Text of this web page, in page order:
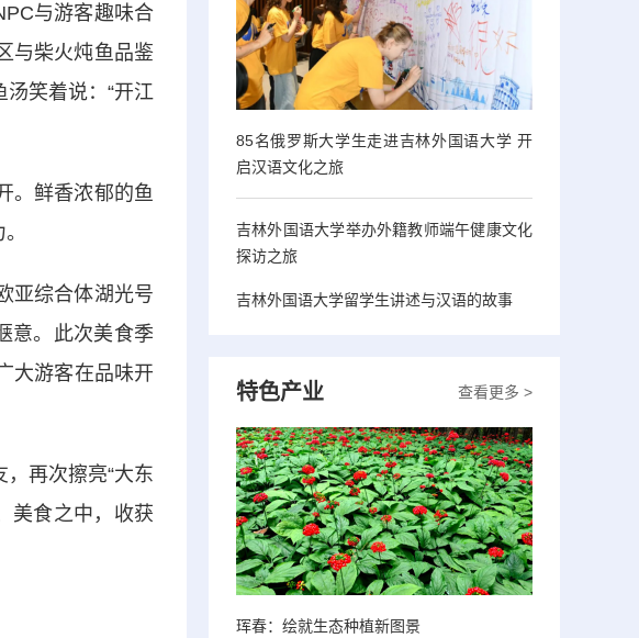
与游客趣味合
与柴火炖鱼品鉴
笑着说：“开江
。鲜香浓郁的鱼
亚综合体湖光号
意。此次美食季
大游客在品味开
再次擦亮“大东
美食之中，收获
85名俄罗斯大学生走进吉林外国语大学 开
启汉语文化之旅
吉林外国语大学举办外籍教师端午健康文化
探访之旅
吉林外国语大学留学生讲述与汉语的故事
查看更多 >
特色产业
珲春：绘就生态种植新图景